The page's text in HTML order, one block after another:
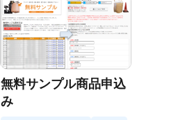
無料サンプル商品申込
み